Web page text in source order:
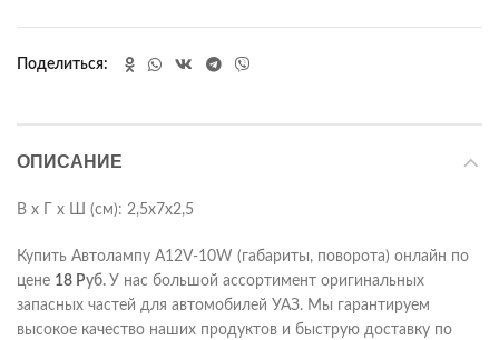
Поделиться
ОПИСАНИЕ
В х Г х Ш (см): 2,5х7х2,5
Купить Автолампу А12V-10W (габариты, поворота) онлайн по
цене 18 Руб. У нас большой ассортимент оригинальных
запасных частей для автомобилей УАЗ. Мы гарантируем
высокое качество наших продуктов и быструю доставку по